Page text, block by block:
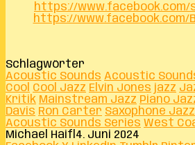
https://
https://www.facebook.com/
Schlagwörter
Acoustic Sounds Acoustic
Cool Cool Jazz Elvin Jones jazz
Kritik Mainstream Jazz Piano
Davis Ron Carter Saxophone Jazz
Acoustic Sounds Series West
Michael Haifl 4. Juni 2024